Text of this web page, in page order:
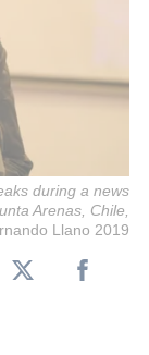
during a news
Arenas, Chile,
Llano 2019 ©